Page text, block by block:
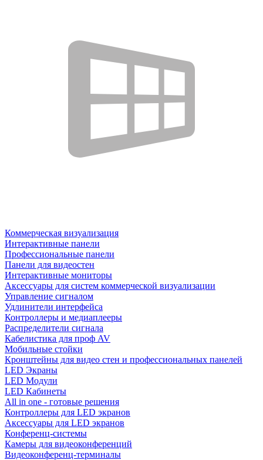
Коммерческая визуализация
Интерактивные панели
Профессиональные панели
Панели для видеостен
Интерактивные мониторы
Аксессуары для систем коммерческой визуализации
Управление сигналом
Удлинители интерфейса
Контроллеры и медиаплееры
Распределители сигнала
Кабелистика для проф AV
Мобильные стойки
Кронштейны для видео стен и профессиональных панелей
LED Экраны
LED Модули
LED Кабинеты
All in one - готовые решения
Контроллеры для LED экранов
Аксессуары для LED экранов
Конференц-системы
Камеры для видеоконференций
Видеоконференц-терминалы